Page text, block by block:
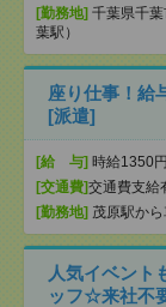
[勤務地] 千葉県千
葉駅）
座り仕事！給
[派遣]
[給 与] 時給1350円
[交通費]交通費支給
[勤務地] 茂原駅か
人気イベント
ッフ☆来社不